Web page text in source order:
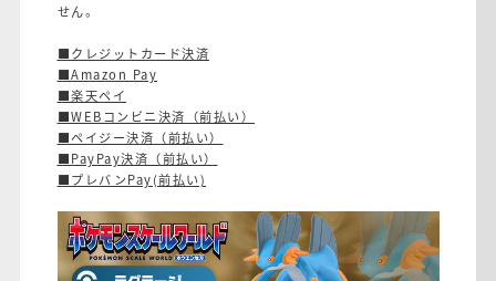
せん。
■クレジットカード決済
■Amazon Pay
■楽天ペイ
■WEBコンビニ決済（前払い）
■ペイジー決済（前払い）
■PayPay決済（前払い）
■プレバンPay(前払い)